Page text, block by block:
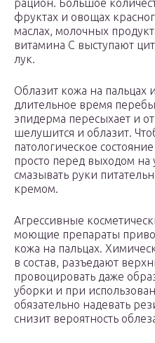
рацион. Большое
фруктах и овощах
маслах, молочных
витамина С выступают
лук.
Облазит кожа на пальцах
длительное время
эпидерма пересыхает и
шелушится и облазит.
патологическое
просто перед выходом
смазывать руки
кремом.
Агрессивные
моющие препараты
кожа на пальцах.
в состав, разъедают
провоцировать даже
уборки и при
обязательно надевать
снизит вероятность